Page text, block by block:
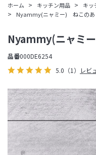
ホーム > キッチン用品 > キッ
> Nyammy(ニャミー) ねこのあ
5.0 （1） レビ
Nyammy(ニャミ
品番000DE6254